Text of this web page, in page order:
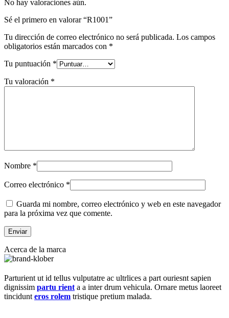
No hay valoraciones aún.
Sé el primero en valorar “R1001”
Tu dirección de correo electrónico no será publicada. Los campos
obligatorios están marcados con *
Tu puntuación *
Tu valoración *
Nombre *
Correo electrónico *
Guarda mi nombre, correo electrónico y web en este navegador
para la próxima vez que comente.
Acerca de la marca
Parturient ut id tellus vulputatre ac ultrlices a part ouriesnt sapien
dignissim partu rient a a inter drum vehicula. Ornare metus laoreet
tincidunt eros rolem tristique pretium malada.